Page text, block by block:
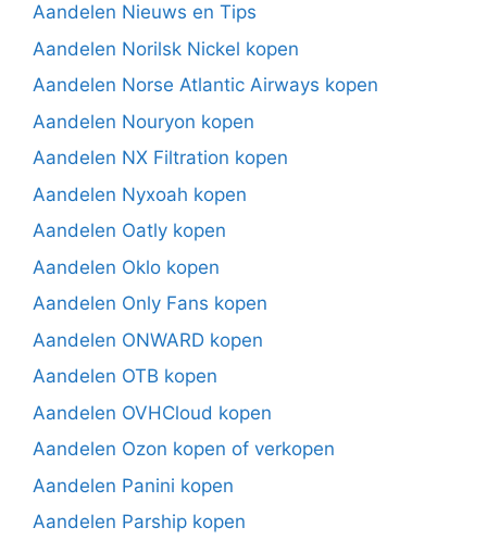
Aandelen Nieuws en Tips
Aandelen Norilsk Nickel kopen
Aandelen Norse Atlantic Airways kopen
Aandelen Nouryon kopen
Aandelen NX Filtration kopen
Aandelen Nyxoah kopen
Aandelen Oatly kopen
Aandelen Oklo kopen
Aandelen Only Fans kopen
Aandelen ONWARD kopen
Aandelen OTB kopen
Aandelen OVHCloud kopen
Aandelen Ozon kopen of verkopen
Aandelen Panini kopen
Aandelen Parship kopen